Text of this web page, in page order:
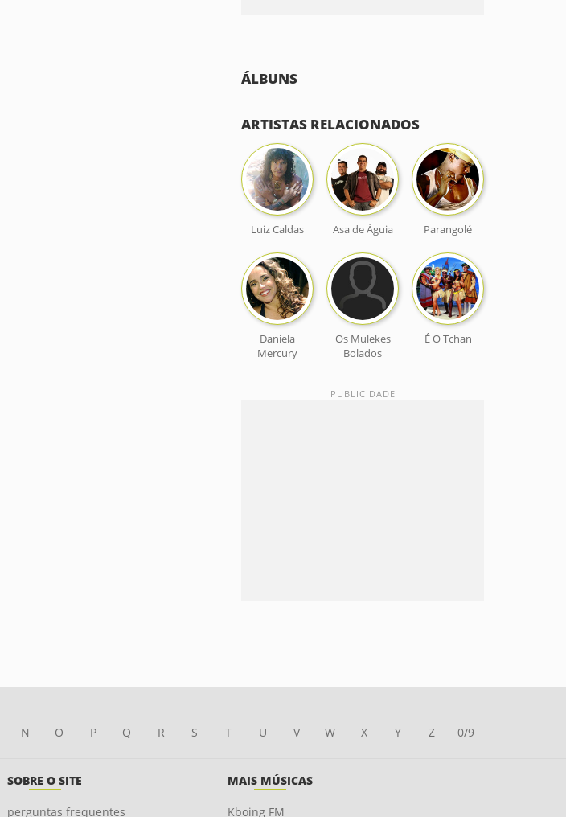
ÁLBUNS
ARTISTAS RELACIONADOS
Luiz Caldas Asa de Águia Parangolé
Daniela
Mercury
Os Mulekes
Bolados
É O Tchan
N O P Q R S T U V W X Y Z 0/9
SOBRE O SITE
perguntas frequentes
MAIS MÚSICAS
Kboing FM